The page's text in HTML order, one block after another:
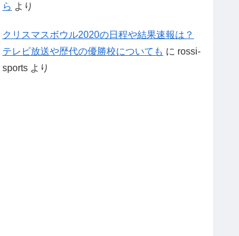
ら より
クリスマスボウル2020の日程や結果速報は？
テレビ放送や歴代の優勝校についても に rossi-
sports より